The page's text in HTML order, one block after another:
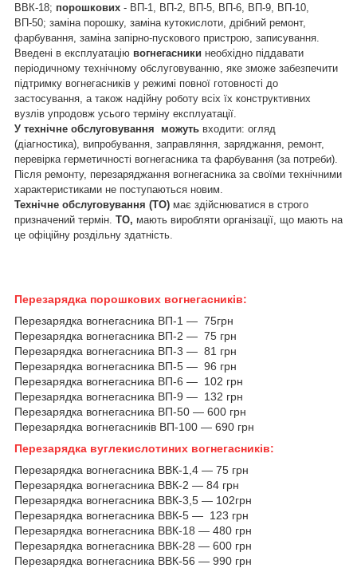
ВВК-18; порошкових - ВП-1, ВП-2, ВП-5, ВП-6, ВП-9, ВП-10,
ВП-50; заміна порошку, заміна кутокислоти, дрібний ремонт,
фарбування, заміна запірно-пускового пристрою, записування.
Введені в експлуатацію вогнегасники необхідно піддавати
періодичному технічному обслуговуванню, яке зможе забезпечити
підтримку вогнегасників у режимі повної готовності до
застосування, а також надійну роботу всіх їх конструктивних
вузлів упродовж усього терміну експлуатації.
У технічне обслуговування
можуть входити: огляд
(діагностика), випробування, заправляння, заряджання, ремонт,
перевірка герметичності вогнегасника та фарбування (за потреби).
Після ремонту, перезаряджання вогнегасника за своїми технічними
характеристиками не поступаються новим.
Технічне обслуговування (ТО) має здійснюватися в строго
призначений термін. ТО, мають виробляти організації, що мають на
це офіційну роздільну здатність.
Перезарядка порошкових вогнегасників:
Перезарядка вогнегасника ВП-1 — 75грн
Перезарядка вогнегасника ВП-2 — 75 грн
Перезарядка вогнегасника ВП-3 — 81 грн
Перезарядка вогнегасника ВП-5 — 96 грн
Перезарядка вогнегасника ВП-6 — 102 грн
Перезарядка вогнегасника ВП-9 — 132 грн
Перезарядка вогнегасника ВП-50 — 600 грн
Перезарядка вогнегасників ВП-100 — 690 грн
Перезарядка вуглекислотиних вогнегасників:
Перезарядка вогнегасника ВВК-1,4 — 75 грн
Перезарядка вогнегасника ВВК-2 — 84 грн
Перезарядка вогнегасника ВВК-3,5 — 102грн
Перезарядка вогнегасника ВВК-5 — 123 грн
Перезарядка вогнегасника ВВК-18 — 480 грн
Перезарядка вогнегасника ВВК-28 — 600 грн
Перезарядка вогнегасника ВВК-56 — 990 грн